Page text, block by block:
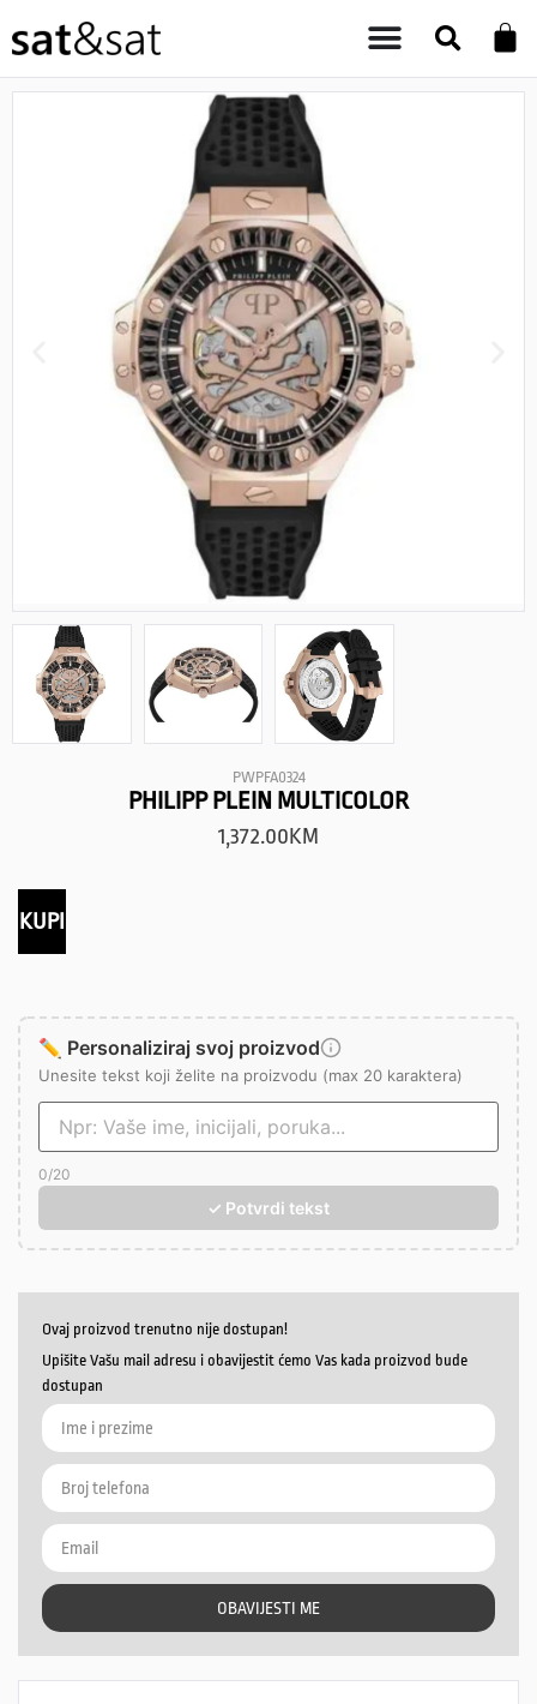
PWPFA0324
PHILIPP PLEIN MULTICOLOR
1,372.00KM
KUPI
✏️ Personaliziraj svoj proizvod
Unesite tekst koji želite na proizvodu (max 20 karaktera)
0/20
✓ Potvrdi tekst
Ovaj proizvod trenutno nije dostupan!
Upišite Vašu mail adresu i obavijestit ćemo Vas kada proizvod bude
dostupan
OBAVIJESTI ME